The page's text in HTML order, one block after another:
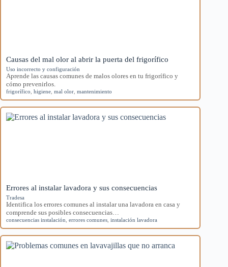
Causas del mal olor al abrir la puerta del frigorífico
Uso incorrecto y configuración
Aprende las causas comunes de malos olores en tu frigorífico y
cómo prevenirlos.
frigorífico higiene mal olor mantenimiento
Errores al instalar lavadora y sus consecuencias
Tradesa
Identifica los errores comunes al instalar una lavadora en casa y
comprende sus posibles consecuencias…
consecuencias instalación errores comunes instalación lavadora